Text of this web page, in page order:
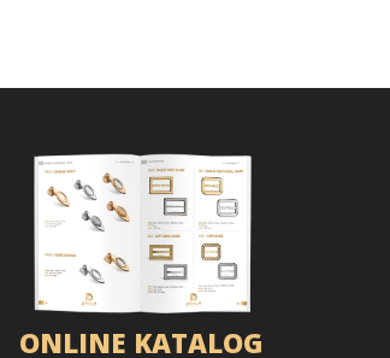
ONLINE KATALOG